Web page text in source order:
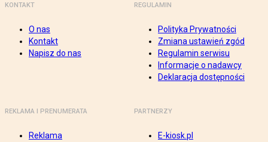
KONTAKT
O nas
Kontakt
Napisz do nas
REGULAMIN
Polityka Prywatności
Zmiana ustawień zgód
Regulamin serwisu
Informacje o nadawcy
Deklaracja dostępności
REKLAMA I PRENUMERATA
Reklama
PARTNERZY
E-kiosk.pl